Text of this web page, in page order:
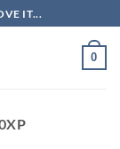
IT...
0